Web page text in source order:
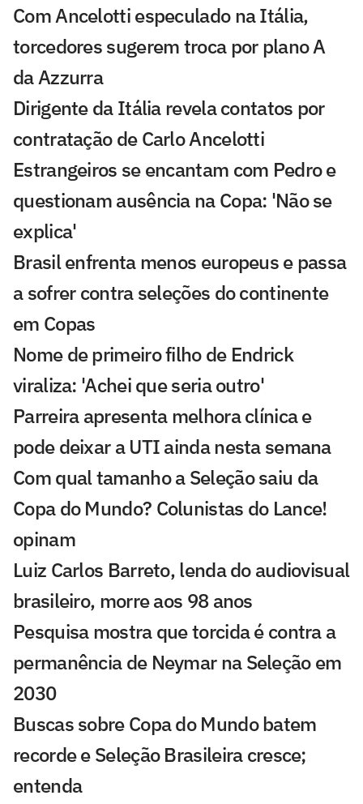
Com Ancelotti especulado na Itália,
torcedores sugerem troca por plano A
da Azzurra
Dirigente da Itália revela contatos por
contratação de Carlo Ancelotti
Estrangeiros se encantam com Pedro e
questionam ausência na Copa: 'Não se
explica'
Brasil enfrenta menos europeus e passa
a sofrer contra seleções do continente
em Copas
Nome de primeiro filho de Endrick
viraliza: 'Achei que seria outro'
Parreira apresenta melhora clínica e
pode deixar a UTI ainda nesta semana
Com qual tamanho a Seleção saiu da
Copa do Mundo? Colunistas do Lance!
opinam
Luiz Carlos Barreto, lenda do audiovisual
brasileiro, morre aos 98 anos
Pesquisa mostra que torcida é contra a
permanência de Neymar na Seleção em
2030
Buscas sobre Copa do Mundo batem
recorde e Seleção Brasileira cresce;
entenda